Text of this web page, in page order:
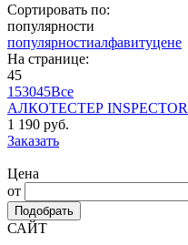
Сортировать по:
популярности
популярностиалфавитуцене
На странице:
45
153045Все
АЛКОТЕСТЕР INSPECTOR
1 190 руб.
Заказать
Цена
от
Подобрать
САЙТ